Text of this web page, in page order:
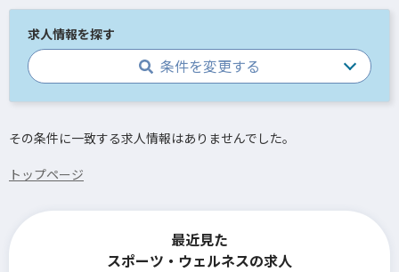
求人情報を探す
条件を変更する
その条件に一致する求人情報はありませんでした。
トップページ
最近見た
スポーツ・ウェルネスの求人